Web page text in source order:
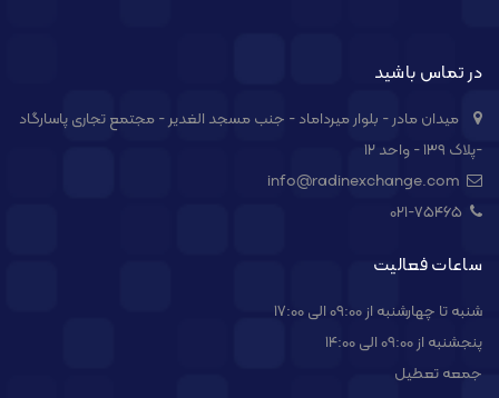
در تماس باشید
میدان مادر - بلوار میرداماد - جنب مسجد الغدیر - مجتمع تجاری پاسارگاد
-پلاک ۱۳۹ - واحد ۱۲
021-۷۵۴۶۵
ساعات فعالیت
شنبه تا چهارشنبه از 09:00 الی 17:00
پنجشنبه از 09:00 الی 14:00
جمعه تعطیل